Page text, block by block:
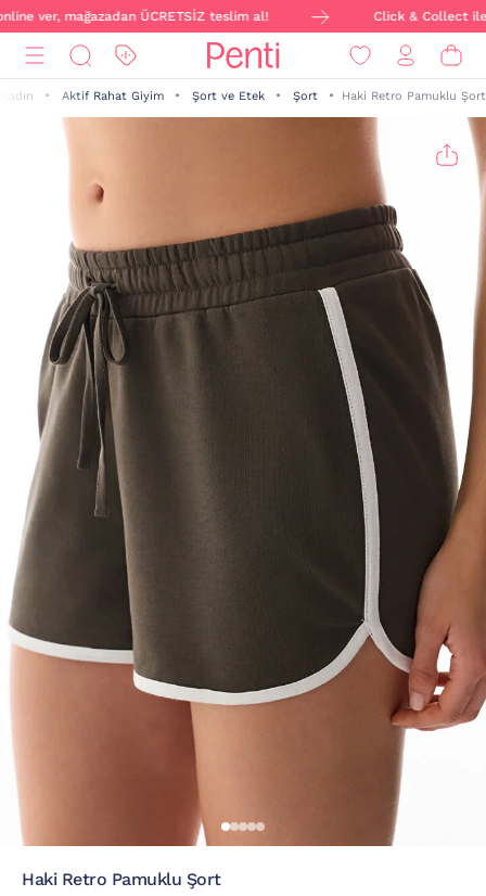
ver, mağazadan ÜCRETSİZ teslim al! Click & Collect ile
Kadın Aktif Rahat Giyim Şort ve Etek Şort Haki Retro Pamuklu Şort
Haki Retro Pamuklu Şort